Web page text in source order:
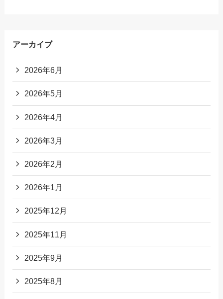
アーカイブ
2026年6月
2026年5月
2026年4月
2026年3月
2026年2月
2026年1月
2025年12月
2025年11月
2025年9月
2025年8月